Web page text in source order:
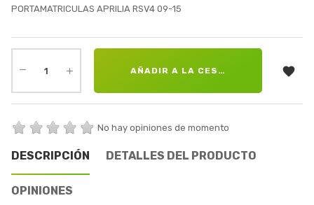
PORTAMATRICULAS APRILIA RSV4 09-15
AÑADIR A LA CESTA 
No hay opiniones de momento
DESCRIPCIÓN DETALLES DEL PRODUCTO
OPINIONES